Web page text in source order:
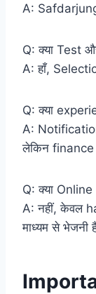
A:
Q: क्या Test
A: हाँ,
Q: क्या
A:
लेकिन finance
Q: क्या
A: नहीं, केवल
माध्यम से भेजनी